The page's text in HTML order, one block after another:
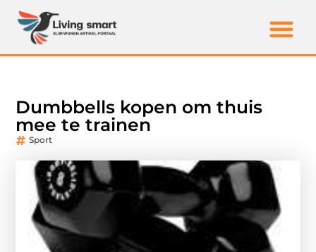
Dumbbells kopen om thuis
mee te trainen
Sport